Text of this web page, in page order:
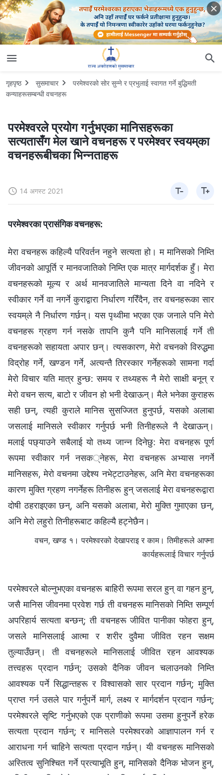
गृहपृष्ठ सुसमाचार
परमेश्‍वरको सोर सुन्ने र प्रभुलाई स्वागत गर्ने बुद्धिमती
कन्याहरूसम्बन्धी वचनहरू
परमेश्‍वरले प्रयोग गर्नुभएका मानिसहरूका
सत्यतासँग मेल खाने वचनहरू र परमेश्‍वर स्‍वयम्‌का
वचनहरूबीचका भिन्नताहरू
14 अगस्ट 2021
परमेश्‍वरका प्रासंगिक वचनहरू:
मेरा वचनहरू कहिल्यै परिवर्तन नहुने सत्यता हो। म मानिसको निम्ति
जीवनको आपूर्ति र मानवजातिको निम्ति एक मात्र मार्गदर्शक हुँ। मेरा
वचनहरूको मूल्य र अर्थ मानवजातिले मान्यता दिने वा नदिने र
स्वीकार गर्ने वा नगर्ने कुराद्वारा निर्धारण गरिँदैन, तर वचनहरूका सार
स्वयम्‌ले नै निर्धारण गर्छन्। यस पृथ्वीमा भएका एक जनाले पनि मेरो
वचनहरू ग्रहण गर्न नसके तापनि कुनै पनि मानिसलाई गर्ने ती
वचनहरूको सहायता अपार छन्। त्यसकारण, मेरो वचनको विरुद्धमा
विद्रोह गर्ने, खण्डन गर्ने, अत्यन्तै तिरस्कार गर्नेहरूको सामना गर्दा
मेरो विचार यति मात्र हुन्छ: समय र तथ्यहरू नै मेरो साक्षी बनून् र
मेरो वचन सत्य, बाटो र जीवन हो भनी देखाऊन्। मैले भनेका कुराहरू
सही छन्, त्यही कुराले मानिस सुसज्जित हुनुपर्छ, यसको अलाबा
जसलाई मानिसले स्वीकार गर्नुपर्छ भनी तिनीहरूले नै देखाऊन्।
मलाई पछ्याउने सबैलाई यो तथ्य जान्न दिनेछु: मेरा वचनहरू पूर्ण
रूपमा स्वीकार गर्न नसक्नेहरू, मेरा वचनहरू अभ्यास नगर्ने
मानिसहरू, मेरो वचनमा उद्देश्य नभेट्टाउनेहरू, अनि मेरा वचनहरूका
कारण मुक्ति ग्रहण नगर्नेहरू तिनीहरू हुन् जसलाई मेरा वचनहरूद्वारा
दोषी ठहराइएका छन्, अनि यसको अलाबा, मेरो मुक्ति गुमाएका छन्,
अनि मेरो लहुरो तिनीहरूबाट कहिल्यै हट्नेछैन।
वचन, खण्ड १। परमेश्‍वरको देखापराइ र काम। तिमीहरूले आफ्ना
कार्यहरूलाई विचार गर्नुपर्छ
परमेश्‍वरले बोल्‍नुभएका वचनहरू बाहिरी रूपमा सरल हुन् वा गहन हुन्,
जसै मानिस जीवनमा प्रवेश गर्छ ती वचनहरू मानिसको निम्ति सम्पूर्ण
अपरिहार्य सत्यता बन्छन्; ती वचनहरू जीवित पानीका फोहरा हुन्,
जसले मानिसलाई आत्मा र शरीर दुवैमा जीवित रहन सक्षम
तुल्याउँछन्। ती वचनहरूले मानिसलाई जीवित रहन आवश्यक
तत्त्वहरू प्रदान गर्छन्; उसको दैनिक जीवन चलाउनको निम्ति
आवश्यक पर्ने सिद्धान्तहरू र विश्‍वासको सार प्रदान गर्छन्; मुक्ति
प्राप्‍त गर्न उसले पार गर्नुपर्ने मार्ग, लक्ष्य र मार्गदर्शन प्रदान गर्छन्;
परमेश्‍वरले सृष्‍टि गर्नुभएको एक प्राणीको रूपमा उसमा हुनुपर्ने हरेक
सत्यता प्रदान गर्छन्; र मानिसले परमेश्‍वरको आज्ञापालन गर्न र
आराधना गर्न चाहिने सत्यता प्रदान गर्छन्। यी वचनहरू मानिसको
अस्तित्व सुनिश्‍चित गर्ने प्रत्याभूति हुन्, मानिसको दैनिक भोजन हुन्,